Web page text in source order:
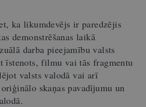
ka likumdevējs ir paredzējis
demonstrēšanas laikā
darba pieejamību valsts
īstenots, filmu vai tās fragmentu
valsts valodā vai arī
skaņas pavadījumu un